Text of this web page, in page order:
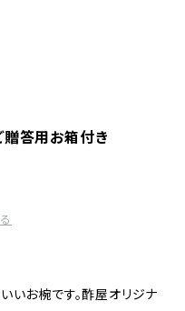
贈答用お箱付き
いお椀です。酢屋オリジナ